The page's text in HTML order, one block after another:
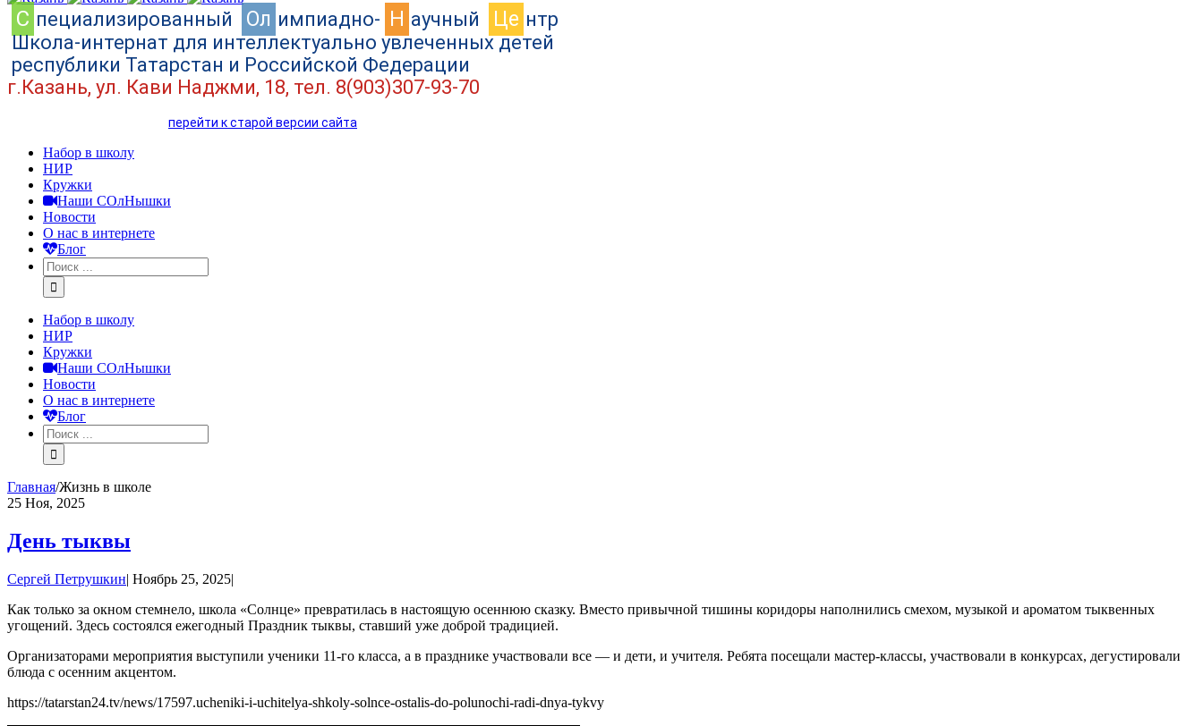
C пециализированный Ол импиадно- Н аучный Це нтр
Школа-интернат для интеллектуально увлеченных детей
республики Татарстан и Российской Федерации
г.Казань, ул. Кави Наджми, 18, тел. 8(903)307-93-70
перейти к старой версии сайта
Набор в школу
НИР
Кружки
Наши СОлНышки
Новости
О нас в интернете
Блог
Набор в школу
НИР
Кружки
Наши СОлНышки
Новости
О нас в интернете
Блог
Главная/Жизнь в школе
25 Ноя, 2025
День тыквы
Сергей Петрушкин| Ноябрь 25, 2025|
Как только за окном стемнело, школа «Солнце» превратилась в настоящую осеннюю сказку. Вместо привычной тишины коридоры наполнились смехом, музыкой и ароматом тыквенных
угощений. Здесь состоялся ежегодный Праздник тыквы, ставший уже доброй традицией.
Организаторами мероприятия выступили ученики 11-го класса, а в празднике участвовали все — и дети, и учителя. Ребята посещали мастер-классы, участвовали в конкурсах, дегустировали
блюда с осенним акцентом.
https://tatarstan24.tv/news/17597.ucheniki-i-uchitelya-shkoly-solnce-ostalis-do-polunochi-radi-dnya-tykvy